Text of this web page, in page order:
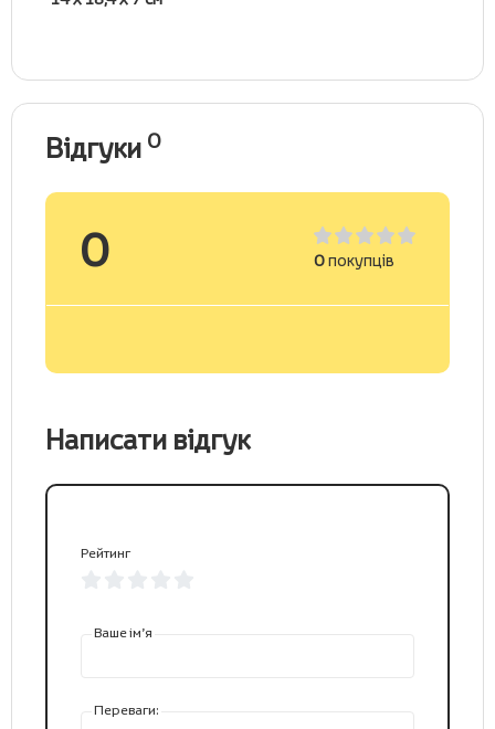
Відгуки 0
0 0покупців
Написати відгук
Рейтинг
Ваше ім’я
Переваги: